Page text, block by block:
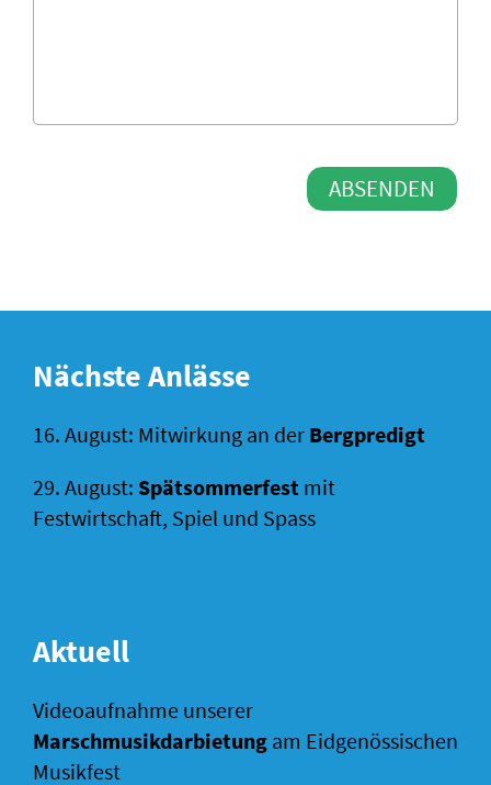
Nächste Anlässe
16. August: Mitwirkung an der Bergpredigt
29. August: Spätsommerfest mit
Festwirtschaft, Spiel und Spass
Aktuell
Videoaufnahme unserer
Marschmusikdarbietung am Eidgenössischen
Musikfest